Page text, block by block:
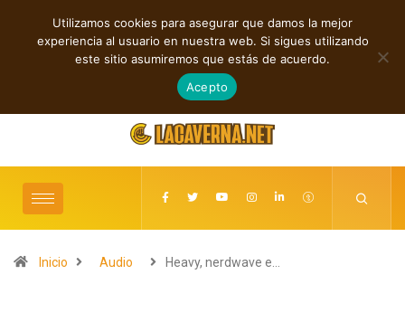
TENDENCIAS
Rock, folk e indie: cuatro estrenos independientes por descubrir
agosto 7, 2026
Inicio Audio Heavy, nerdwave e…
Utilizamos cookies para asegurar que damos la mejor
experiencia al usuario en nuestra web. Si sigues utilizando
este sitio asumiremos que estás de acuerdo.
Acepto